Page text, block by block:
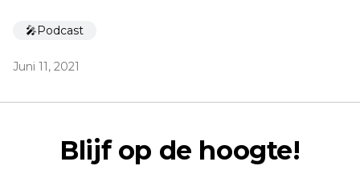
🎤Podcast
Juni 11, 2021
Blijf op de hoogte!